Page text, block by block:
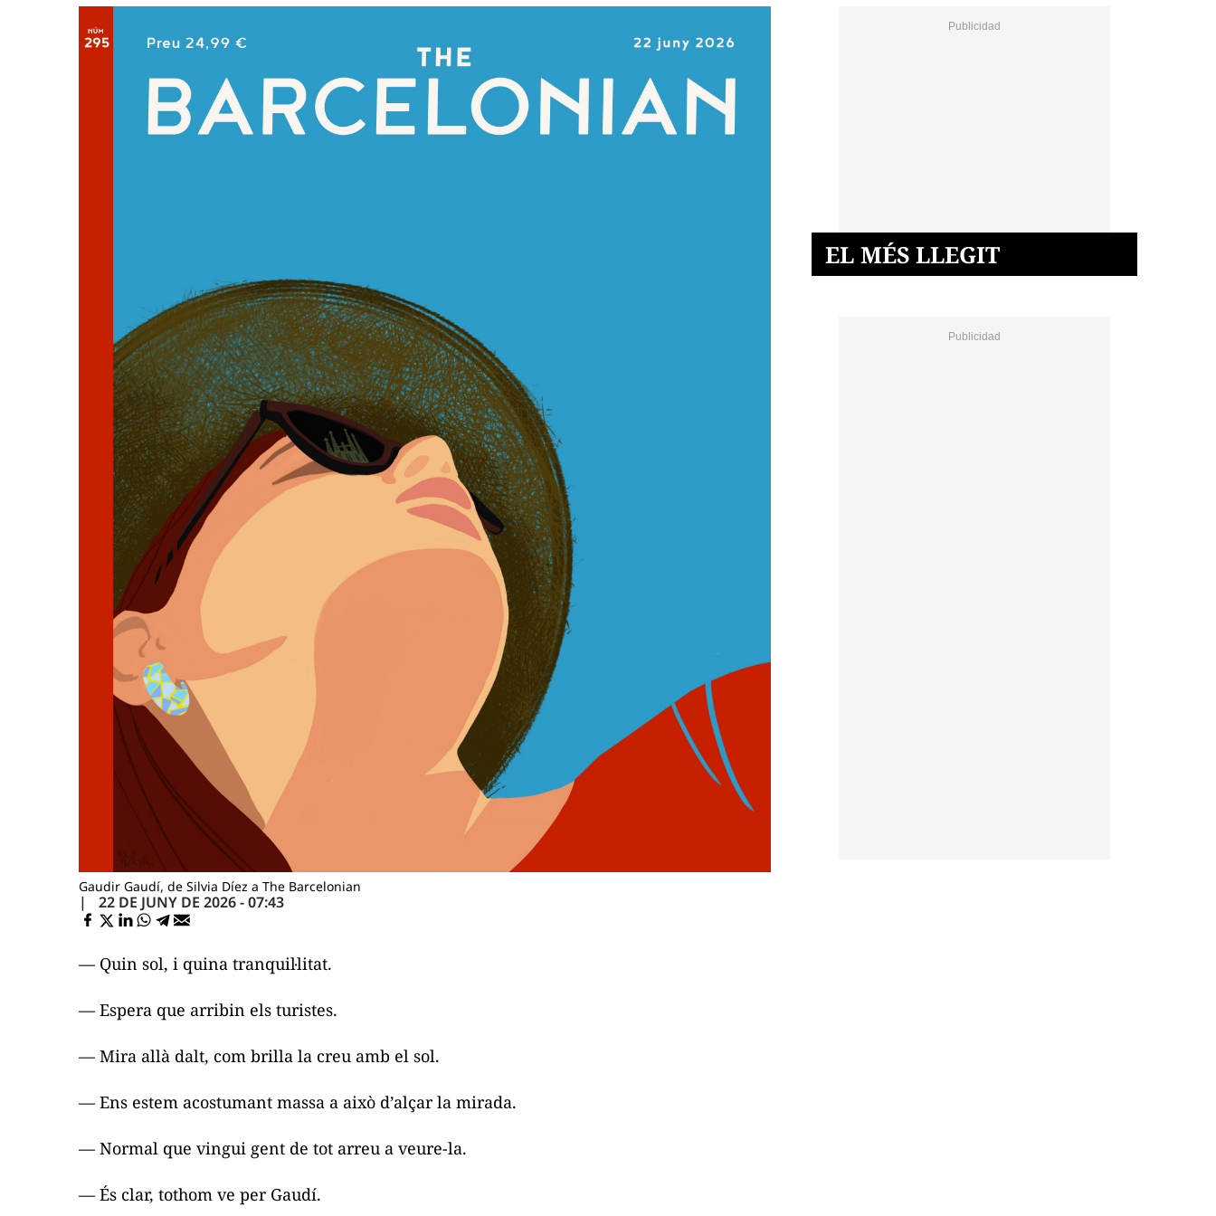
Gaudir Gaudí, de Silvia Díez a The Barcelonian
22 DE JUNY DE 2026 - 07:43
— Quin sol, i quina tranquil·litat.
— Espera que arribin els turistes.
— Mira allà dalt, com brilla la creu amb el sol.
— Ens estem acostumant massa a això d’alçar la mirada.
— Normal que vingui gent de tot arreu a veure-la.
— És clar, tothom ve per Gaudí.
EL MÉS LLEGIT